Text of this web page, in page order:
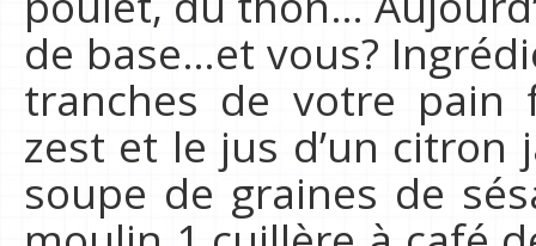
de base…et vous?
tranches de votre pain
zest et le jus d’un
soupe de graines de